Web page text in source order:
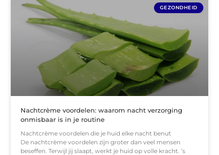
GEZONDHEID
Nachtcrème voordelen: waarom nacht verzorging
onmisbaar is in je routine
Nachtcrème voordelen die je huid elke nacht benut
De nachtcrème voordelen zijn groter dan veel mensen
beseffen. Terwijl jij slaapt, werkt je huid op volle kracht. ’s